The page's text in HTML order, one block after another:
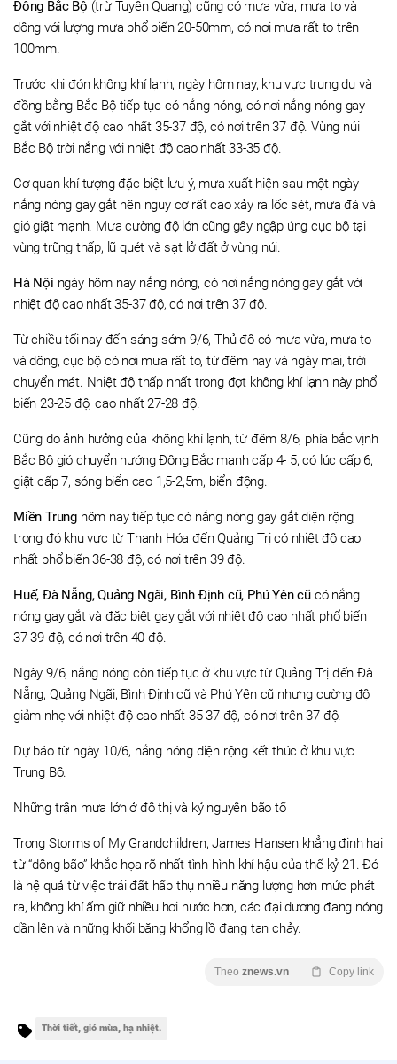
Đông Bắc Bộ (trừ Tuyên Quang) cũng có mưa vừa, mưa to và
dông với lượng mưa phổ biến 20-50mm, có nơi mưa rất to trên
100mm.
Trước khi đón không khí lạnh, ngày hôm nay, khu vực trung du và
đồng bằng Bắc Bộ tiếp tục có nắng nóng, có nơi nắng nóng gay
gắt với nhiệt độ cao nhất 35-37 độ, có nơi trên 37 độ. Vùng núi
Bắc Bộ trời nắng với nhiệt độ cao nhất 33-35 độ.
Cơ quan khí tượng đặc biệt lưu ý, mưa xuất hiện sau một ngày
nắng nóng gay gắt nên nguy cơ rất cao xảy ra lốc sét, mưa đá và
gió giật mạnh. Mưa cường độ lớn cũng gây ngập úng cục bộ tại
vùng trũng thấp, lũ quét và sạt lở đất ở vùng núi.
Hà Nội ngày hôm nay nắng nóng, có nơi nắng nóng gay gắt với
nhiệt độ cao nhất 35-37 độ, có nơi trên 37 độ.
Từ chiều tối nay đến sáng sớm 9/6, Thủ đô có mưa vừa, mưa to
và dông, cục bộ có nơi mưa rất to, từ đêm nay và ngày mai, trời
chuyển mát. Nhiệt độ thấp nhất trong đợt không khí lạnh này phổ
biến 23-25 độ, cao nhất 27-28 độ.
Cũng do ảnh hưởng của không khí lạnh, từ đêm 8/6, phía bắc vịnh
Bắc Bộ gió chuyển hướng Đông Bắc mạnh cấp 4- 5, có lúc cấp 6,
giật cấp 7, sóng biển cao 1,5-2,5m, biển động.
Miền Trung hôm nay tiếp tục có nắng nóng gay gắt diện rộng,
trong đó khu vực từ Thanh Hóa đến Quảng Trị có nhiệt độ cao
nhất phổ biến 36-38 độ, có nơi trên 39 độ.
Huế, Đà Nẵng, Quảng Ngãi, Bình Định cũ, Phú Yên cũ có nắng
nóng gay gắt và đặc biệt gay gắt với nhiệt độ cao nhất phổ biến
37-39 độ, có nơi trên 40 độ.
Ngày 9/6, nắng nóng còn tiếp tục ở khu vực từ Quảng Trị đến Đà
Nẵng, Quảng Ngãi, Bình Định cũ và Phú Yên cũ nhưng cường độ
giảm nhẹ với nhiệt độ cao nhất 35-37 độ, có nơi trên 37 độ.
Dự báo từ ngày 10/6, nắng nóng diện rộng kết thúc ở khu vực
Trung Bộ.
Những trận mưa lớn ở đô thị và kỷ nguyên bão tố
Trong Storms of My Grandchildren, James Hansen khẳng định hai
từ “dông bão” khắc họa rõ nhất tình hình khí hậu của thế kỷ 21. Đó
là hệ quả từ việc trái đất hấp thụ nhiều năng lượng hơn mức phát
ra, không khí ấm giữ nhiều hơi nước hơn, các đại dương đang nóng
dần lên và những khối băng khổng lồ đang tan chảy.
Theo znews.vn Copy link
Thời tiết, gió mùa, hạ nhiệt.